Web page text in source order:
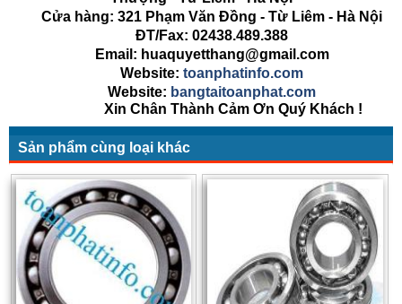
Cửa hàng: 321 Phạm Văn Đồng - Từ Liêm - Hà Nội
ĐT/Fax: 02438.489.388
Email: huaquyetthang@gmail.com
Website: toanphatinfo.com
Website: bangtaitoanphat.com
Xin Chân Thành Cảm Ơn Quý Khách !
Sản phẩm cùng loại khác